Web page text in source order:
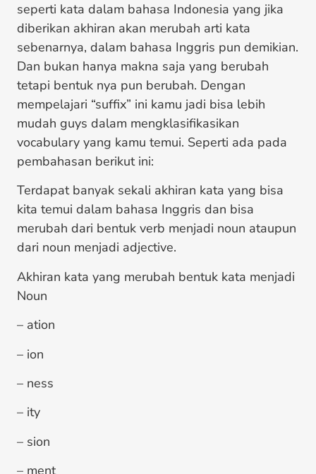
seperti kata dalam bahasa Indonesia yang jika
diberikan akhiran akan merubah arti kata
sebenarnya, dalam bahasa Inggris pun demikian.
Dan bukan hanya makna saja yang berubah
tetapi bentuk nya pun berubah. Dengan
mempelajari “suffix” ini kamu jadi bisa lebih
mudah guys dalam mengklasifikasikan
vocabulary yang kamu temui. Seperti ada pada
pembahasan berikut ini:
Terdapat banyak sekali akhiran kata yang bisa
kita temui dalam bahasa Inggris dan bisa
merubah dari bentuk verb menjadi noun ataupun
dari noun menjadi adjective.
Akhiran kata yang merubah bentuk kata menjadi
Noun
– ation
– ion
– ness
– ity
– sion
– ment